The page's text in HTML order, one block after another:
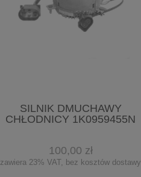
SILNIK DMUCHAWY
CHŁODNICY 1K0959455N
100,00 zł
zawiera 23% VAT, bez kosztów dostawy